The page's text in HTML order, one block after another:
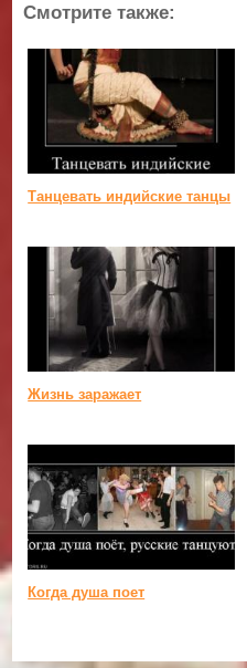
Смотрите также:
Танцевать индийские танцы
Жизнь заражает
Когда душа поет